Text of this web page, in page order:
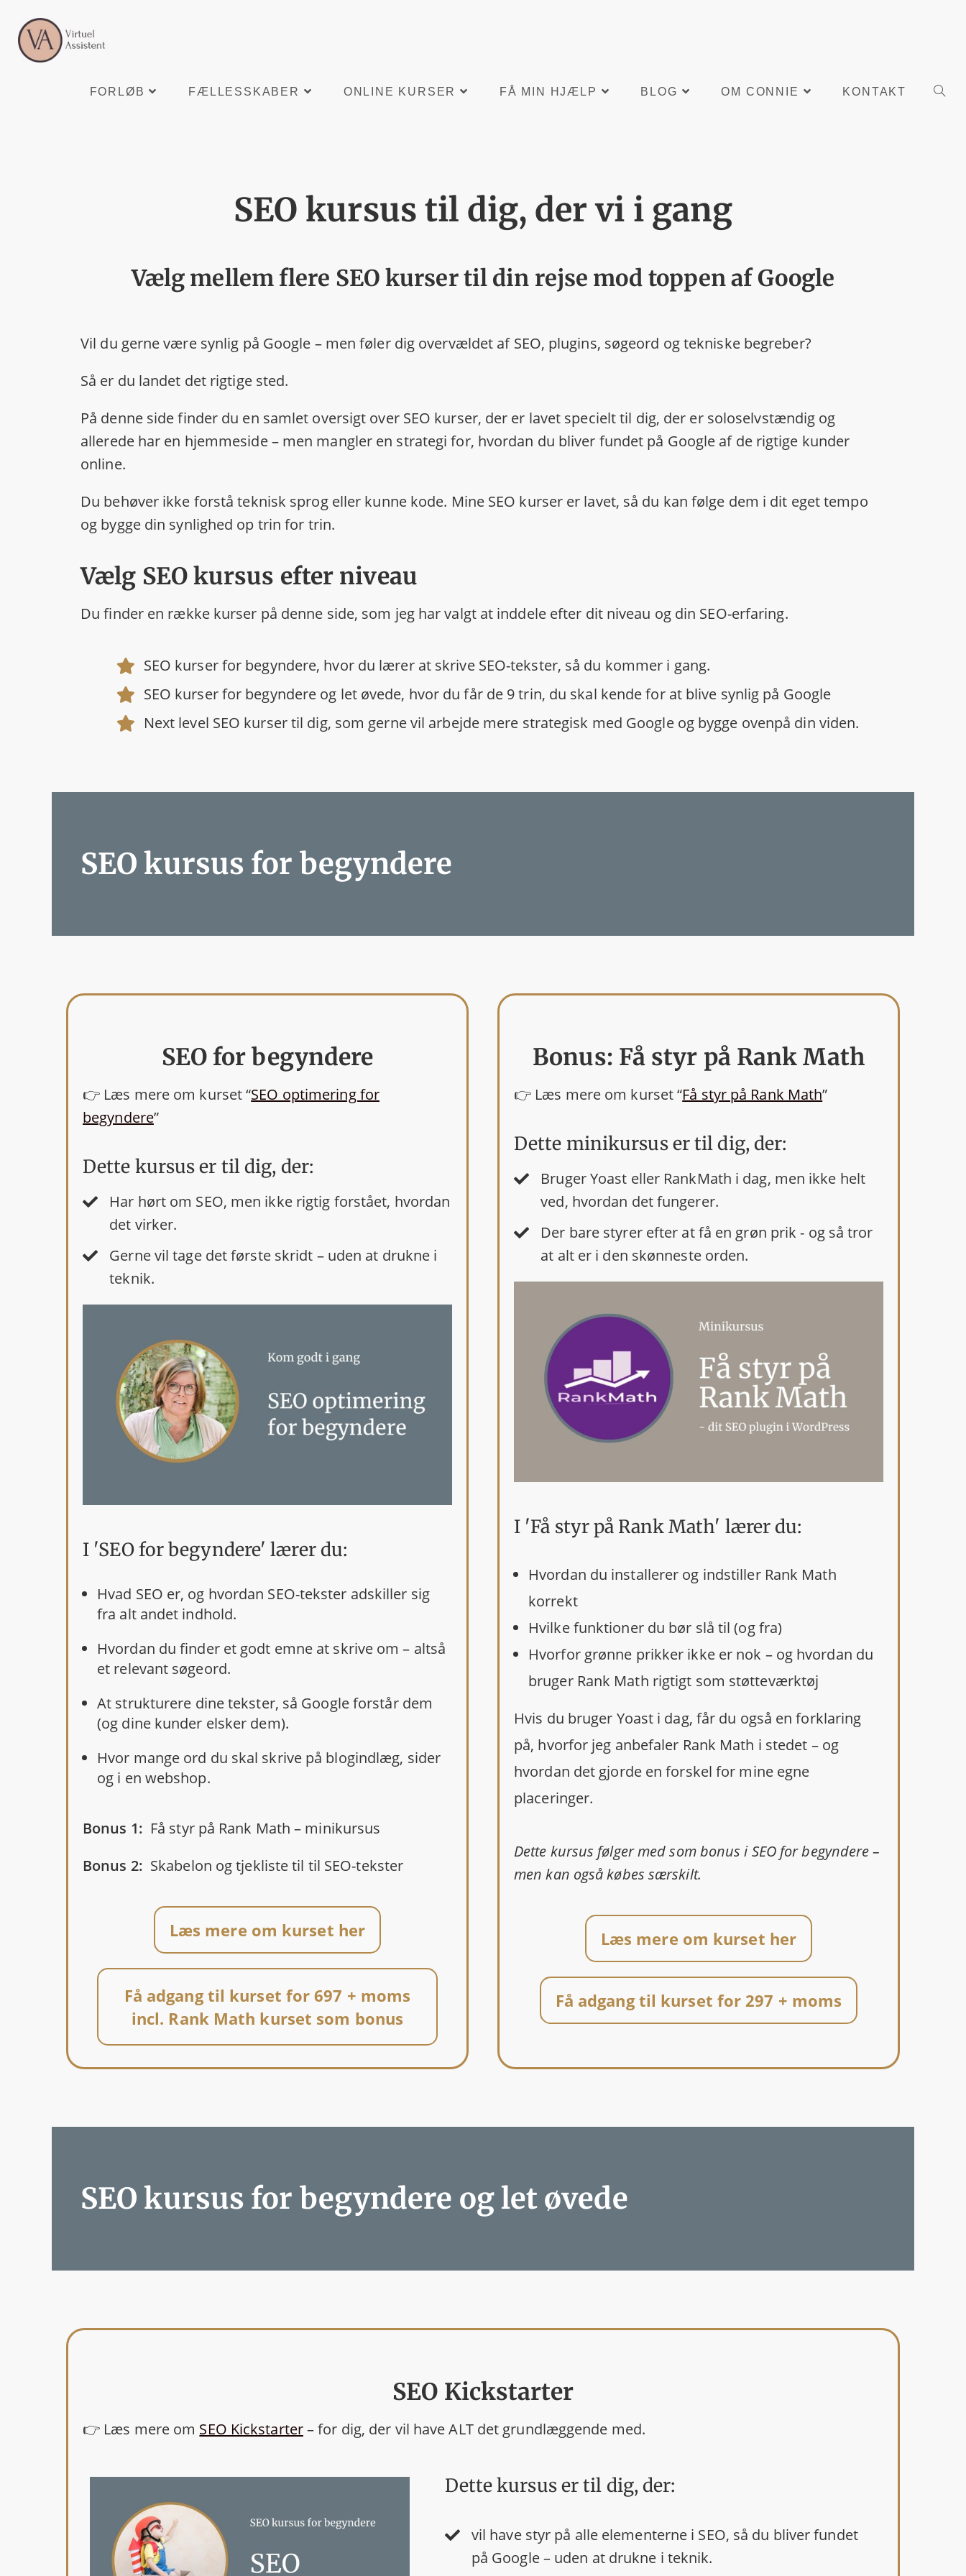
FORLØB FÆLLESSKABER ONLINE KURSER FÅ MIN HJÆLP BLOG OM CONNIE KONTAKT
SEO kursus til dig, der vi i gang
Vælg mellem flere SEO kurser til din rejse mod toppen af Google
Vil du gerne være synlig på Google – men føler dig overvældet af SEO, plugins, søgeord og tekniske begreber?
Så er du landet det rigtige sted.
På denne side finder du en samlet oversigt over SEO kurser, der er lavet specielt til dig, der er soloselvstændig og
allerede har en hjemmeside – men mangler en strategi for, hvordan du bliver fundet på Google af de rigtige kunder
online.
Du behøver ikke forstå teknisk sprog eller kunne kode. Mine SEO kurser er lavet, så du kan følge dem i dit eget tempo
og bygge din synlighed op trin for trin.
Vælg SEO kursus efter niveau
Du finder en række kurser på denne side, som jeg har valgt at inddele efter dit niveau og din SEO-erfaring.
SEO kurser for begyndere, hvor du lærer at skrive SEO-tekster, så du kommer i gang.
SEO kurser for begyndere og let øvede, hvor du får de 9 trin, du skal kende for at blive synlig på Google
Next level SEO kurser til dig, som gerne vil arbejde mere strategisk med Google og bygge ovenpå din viden.
SEO kursus for begyndere
SEO for begyndere
👉 Læs mere om kurset “SEO optimering for
begyndere”
Dette kursus er til dig, der:
Har hørt om SEO, men ikke rigtig forstået, hvordan
det virker.
Gerne vil tage det første skridt – uden at drukne i
teknik.
I 'SEO for begyndere' lærer du:
Hvad SEO er, og hvordan SEO-tekster adskiller sig
fra alt andet indhold.
Hvordan du finder et godt emne at skrive om – altså
et relevant søgeord.
At strukturere dine tekster, så Google forstår dem
(og dine kunder elsker dem).
Hvor mange ord du skal skrive på blogindlæg, sider
og i en webshop.
Bonus 1: Få styr på Rank Math – minikursus
Bonus 2: Skabelon og tjekliste til til SEO-tekster
Læs mere om kurset her
Få adgang til kurset for 697 + moms
incl. Rank Math kurset som bonus
Bonus: Få styr på Rank Math
👉 Læs mere om kurset “Få styr på Rank Math”
Dette minikursus er til dig, der:
Bruger Yoast eller RankMath i dag, men ikke helt
ved, hvordan det fungerer.
Der bare styrer efter at få en grøn prik - og så tror
at alt er i den skønneste orden.
I 'Få styr på Rank Math' lærer du:
Hvordan du installerer og indstiller Rank Math
korrekt
Hvilke funktioner du bør slå til (og fra)
Hvorfor grønne prikker ikke er nok – og hvordan du
bruger Rank Math rigtigt som støtteværktøj
Hvis du bruger Yoast i dag, får du også en forklaring
på, hvorfor jeg anbefaler Rank Math i stedet – og
hvordan det gjorde en forskel for mine egne
placeringer.
Dette kursus følger med som bonus i SEO for begyndere –
men kan også købes særskilt.
Læs mere om kurset her
Få adgang til kurset for 297 + moms
SEO kursus for begyndere og let øvede
SEO Kickstarter
👉 Læs mere om SEO Kickstarter– for dig, der vil have ALT det grundlæggende med.
Dette kursus er til dig, der:
vil have styr på alle elementerne i SEO, så du bliver fundet
på Google– uden at drukne i teknik.